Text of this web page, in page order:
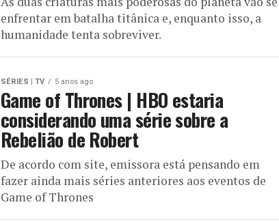
enfrentar em batalha titânica e, enquanto isso, a
humanidade tenta sobreviver.
SÉRIES | TV 5 anos ago
Game of Thrones | HBO estaria
considerando uma série sobre a
Rebelião de Robert
De acordo com site, emissora está pensando em
fazer ainda mais séries anteriores aos eventos de
Game of Thrones